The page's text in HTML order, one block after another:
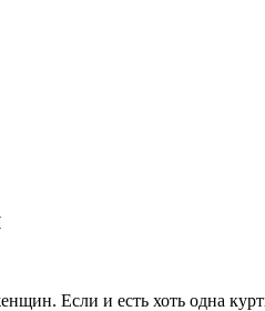
Если и есть хоть одна